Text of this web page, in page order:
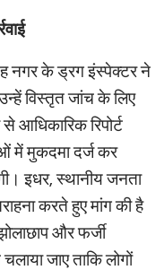
नगर के ड्रग इंस्पेक्टर ने
विस्तृत जांच के लिए
आधिकारिक रिपोर्ट
में मुकदमा दर्ज कर
इधर, स्थानीय जनता
करते हुए मांग की है
और फर्जी
जाए ताकि लोगों